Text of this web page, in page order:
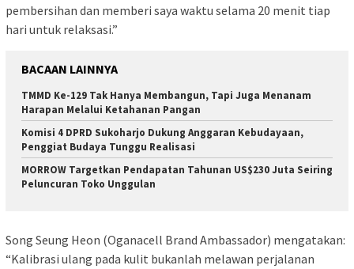
pembersihan dan memberi saya waktu selama 20 menit tiap
hari untuk relaksasi.”
BACAAN LAINNYA
TMMD Ke-129 Tak Hanya Membangun, Tapi Juga Menanam
Harapan Melalui Ketahanan Pangan
Komisi 4 DPRD Sukoharjo Dukung Anggaran Kebudayaan,
Penggiat Budaya Tunggu Realisasi
MORROW Targetkan Pendapatan Tahunan US$230 Juta Seiring
Peluncuran Toko Unggulan
Song Seung Heon (Oganacell Brand Ambassador) mengatakan:
“Kalibrasi ulang pada kulit bukanlah melawan perjalanan